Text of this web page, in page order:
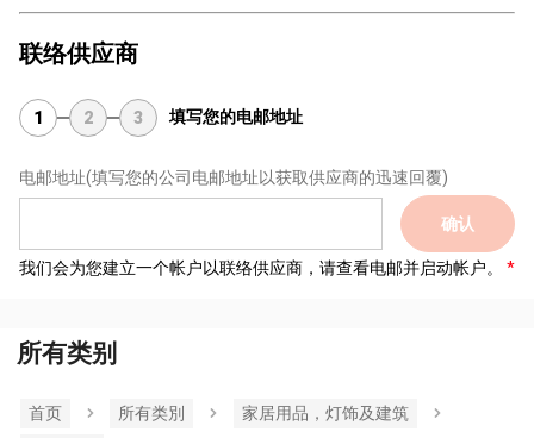
联络供应商
1 2 3 填写您的电邮地址
电邮地址(填写您的公司电邮地址以获取供应商的迅速回覆)
确认
我们会为您建立一个帐户以联络供应商，请查看电邮并启动帐户。
所有类别
首页 所有类別
家居用品，灯饰及建筑